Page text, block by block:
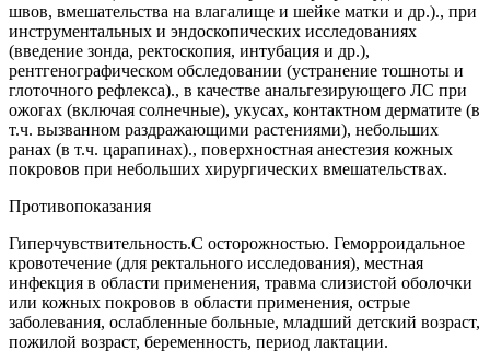
швов, вмешательства на влагалище и шейке матки и др.)., при
инструментальных и эндоскопических исследованиях
(введение зонда, ректоскопия, интубация и др.),
рентгенографическом обследовании (устранение тошноты и
глоточного рефлекса)., в качестве анальгезирующего ЛС при
ожогах (включая солнечные), укусах, контактном дерматите (в
т.ч. вызванном раздражающими растениями), небольших
ранах (в т.ч. царапинах)., поверхностная анестезия кожных
покровов при небольших хирургических вмешательствах.
Противопоказания
Гиперчувствительность.C осторожностью. Геморроидальное
кровотечение (для ректального исследования), местная
инфекция в области применения, травма слизистой оболочки
или кожных покровов в области применения, острые
заболевания, ослабленные больные, младший детский возраст,
пожилой возраст, беременность, период лактации.